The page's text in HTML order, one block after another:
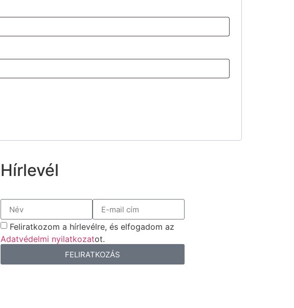
Hírlevél
Feliratkozom a hírlevélre, és elfogadom az
Adatvédelmi nyilatkozatot.
FELIRATKOZÁS